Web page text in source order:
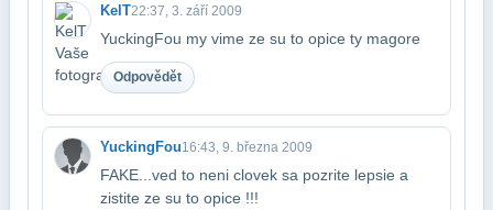
KelT22:37, 3. září 2009
YuckingFou my vime ze su to opice ty magore
Odpovědět
YuckingFou16:43, 9. března 2009
FAKE...ved to neni clovek sa pozrite lepsie a
zistite ze su to opice !!!